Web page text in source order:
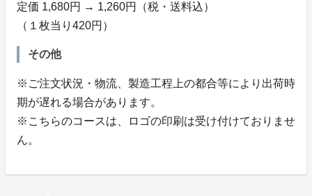
定価 1,680円 → 1,260円（税・送料込）
（１枚当り420円）
その他
※ご注文状況・物流、製造工程上の都合等により出荷時
期が遅れる場合があります。
※こちらのコースは、ロゴの印刷は受け付けておりませ
ん。